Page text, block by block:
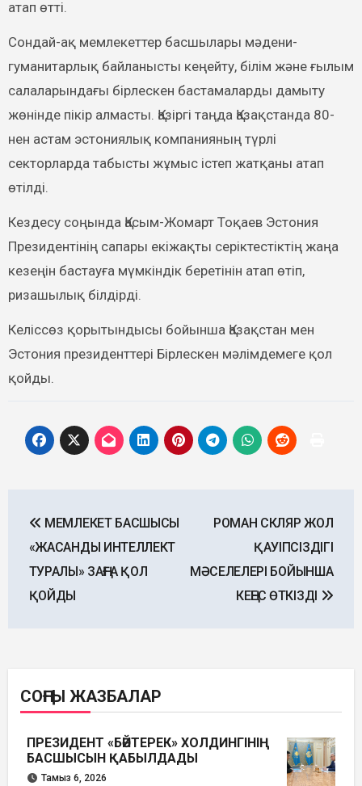
атап өтті.
Сондай-ақ мемлекеттер басшылары мәдени-
гуманитарлық байланысты кеңейту, білім және ғылым
салаларындағы бірлескен бастамаларды дамыту
жөнінде пікір алмасты. Қазіргі таңда Қазақстанда 80-
нен астам эстониялық компанияның түрлі
секторларда табысты жұмыс істеп жатқаны атап
өтілді.
Кездесу соңында Қасым-Жомарт Тоқаев Эстония
Президентінің сапары екіжақты серіктестіктің жаңа
кезеңін бастауға мүмкіндік беретінін атап өтіп,
ризашылық білдірді.
Келіссөз қорытындысы бойынша Қазақстан мен
Эстония президенттері Бірлескен мәлімдемеге қол
қойды.
navigation
МЕМЛЕКЕТ БАСШЫСЫ
«ЖАСАНДЫ ИНТЕЛЛЕКТ
ТУРАЛЫ» ЗАҢҒА ҚОЛ
ҚОЙДЫ
РОМАН СКЛЯР ЖОЛ
ҚАУІПСІЗДІГІ
МӘСЕЛЕЛЕРІ БОЙЫНША
КЕҢЕС ӨТКІЗДІ
СОҢҒЫ ЖАЗБАЛАР
ПРЕЗИДЕНТ «БӘЙТЕРЕК» ХОЛДИНГІНІҢ
БАСШЫСЫН ҚАБЫЛДАДЫ
Тамыз 6, 2026